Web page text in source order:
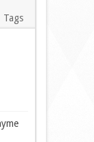
Tags